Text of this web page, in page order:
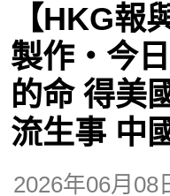
觀點
博客
投票
【HKG報
製作‧今
的命 得美
流生事 中
2026年06月08